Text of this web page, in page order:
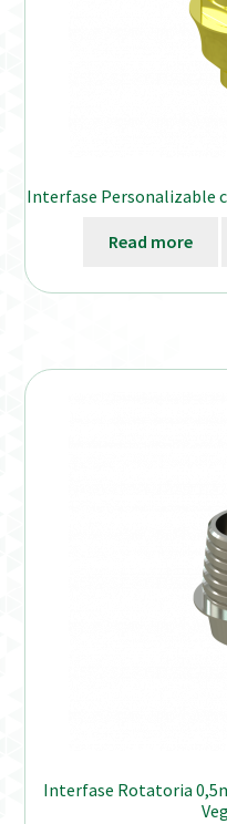
Interfase Personalizable
Read more
Interfase Rotatoria